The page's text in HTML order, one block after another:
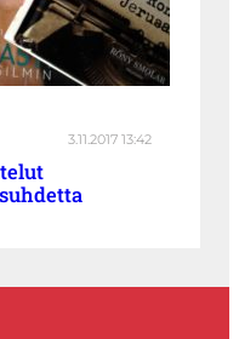
3.11.2017 13:42